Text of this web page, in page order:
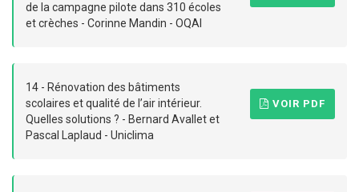
de la campagne pilote dans 310 écoles
et crèches - Corinne Mandin - OQAI
14 - Rénovation des bâtiments
scolaires et qualité de l’air intérieur.
Quelles solutions ? - Bernard Avallet et
Pascal Laplaud - Uniclima
VOIR PDF